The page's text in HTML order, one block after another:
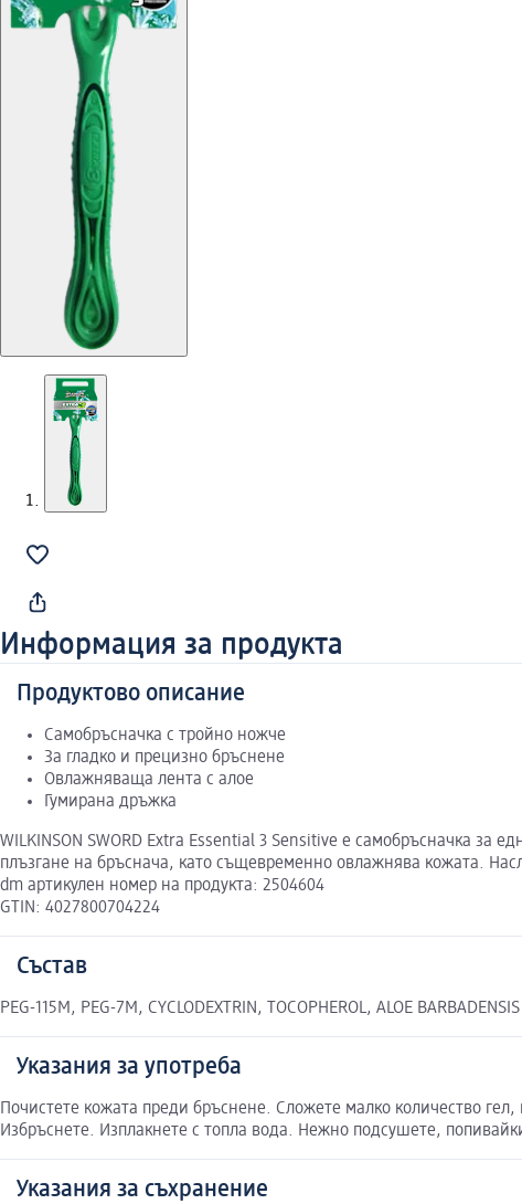
Информация за продукта
Продуктово описание
Самобръсначка с тройно ножче
За гладко и прецизно бръснене
Овлажняваща лента с алое
Гумирана дръжка
WILKINSON SWORD Extra Essential 3 Sensitive е самобръсначка за
плъзгане на бръснача, като същевременно овлажнява кожата.
dm артикулен номер на продукта: 2504604
GTIN: 4027800704224
Състав
PEG-115M, PEG-7M, CYCLODEXTRIN, TOCOPHEROL, ALOE
Указания за употреба
Почистете кожата преди бръснене. Сложете малко количество
Избръснете. Изплакнете с топла вода. Нежно подсушете,
Указания за съхранение